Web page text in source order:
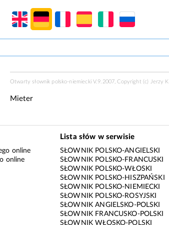
Otwarty słownik polsko-niemiecki V.9.2007, Copyright (c) Jerzy
Mieter
online
online
Lista słów w serwisie
SŁOWNIK POLSKO-ANGIELSKI
SŁOWNIK POLSKO-FRANCUSKI
SŁOWNIK POLSKO-WŁOSKI
SŁOWNIK POLSKO-HISZPAŃSKI
SŁOWNIK POLSKO-NIEMIECKI
SŁOWNIK POLSKO-ROSYJSKI
SŁOWNIK ANGIELSKO-POLSKI
SŁOWNIK FRANCUSKO-POLSKI
SŁOWNIK WŁOSKO-POLSKI